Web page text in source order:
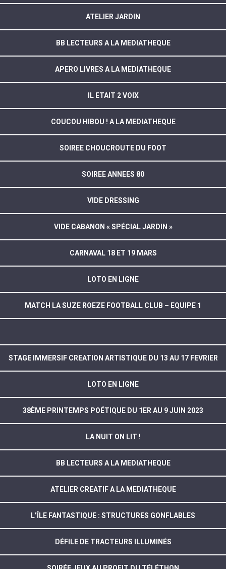
ATELIER JARDIN
BB LECTEURS A LA MEDIATHEQUE
APERO LIVRES A LA MEDIATHEQUE
IL ETAIT 2 VOIX
COUCOU HIBOU ! A LA MEDIATHEQUE
SOIREE CHOUCROUTE DU FOOT
SOIREE ANNEES 80
VIDE DRESSING
VIDE CABANON « SPÉCIAL JARDIN »
CARNAVAL 18 ET 19 MARS
LOTO EN LIGNE
MATCH LA SUZE ROEZE FOOTBALL CLUB – EQUIPE 1
STAGE IMMERSIF CREATION ARTISTIQUE DU 13 AU 17 FEVRIER
LOTO EN LIGNE
38ÈME PRINTEMPS POÉTIQUE DU 1ER AU 9 JUIN 2023
LA NUIT ON LIT !
BB LECTEURS A LA MEDIATHEQUE
ATELIER CREATIF A LA MEDIATHEQUE
L’ÎLE FANTASTIQUE : STRUCTURES GONFLABLES
DÉFILE DE TRACTEURS ILLUMINÉS